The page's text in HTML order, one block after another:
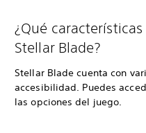
¿Qué
Stellar Blade?
Stellar Blade cuenta con
accesibilidad. Puedes
las opciones del juego.